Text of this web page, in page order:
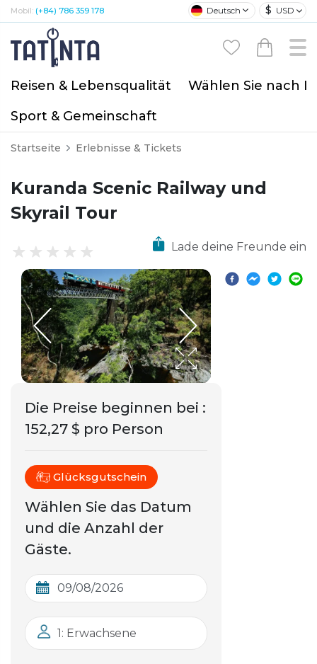
Mobil: (+84) 786 359 178 Deutsch $ USD
Reisen & Lebensqualität
Wählen Sie nach
Sport & Gemeinschaft
Startseite Erlebnisse & Tickets
Kuranda Scenic Railway und
Skyrail Tour
Lade deine Freunde ein
Die Preise beginnen bei :
152,27 $ pro Person
Glücksgutschein
Wählen Sie das Datum
und die Anzahl der
Gäste.
1: Erwachsene